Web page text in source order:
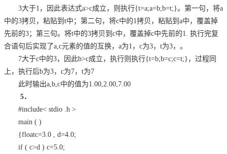
3大于1，因此表达式a>c成立，则执行{t=a;a=b;b=t;}。第一句，将a
中的3拷贝，粘贴到t中；第二句，将c中的1拷贝，粘贴到a中，覆盖掉
先前的3；第三句。将t中的3拷贝到c中，覆盖掉c中先前的1. 执行完复
合语句后实现了a,c元素的值的互换，a为1，c为3，t为3，。
7大于c中的3，因此b>c成立，执行则执行{t=b;b=c;c=t;}，过程同
上，执行后b为3，c为7，t为7
此时输出a,b,c中的值为1.00,2.00,7.00
5．
#include< stdio .h >
main ( )
{floatc=3.0 , d=4.0;
if ( c>d ) c=5.0;